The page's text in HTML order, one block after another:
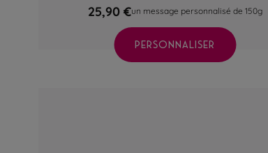
25,90 €un message personnalisé de 150g
PERSONNALISER